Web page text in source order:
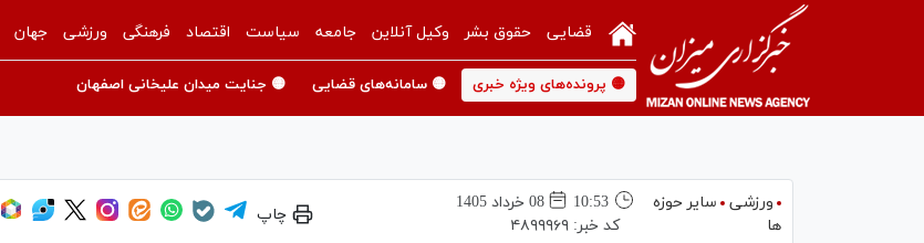
قضایی حقوق بشر وکیل آنلاین جامعه سیاست اقتصاد فرهنگی ورزشی جهان
🟡 پرونده‌های ویژه خبری 🟡 سامانه‌های قضایی 🟡 جنایت میدان علیخانی اصفهان
ورزشی
سایر حوزه
ها
10:53
08 خرداد 1405
کد خبر: ۴۸۹۹۹۶۹
چاپ